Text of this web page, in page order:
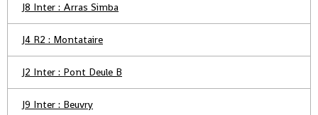
J8 Inter : Arras Simba
J4 R2 : Montataire
J2 Inter : Pont Deule B
J9 Inter : Beuvry